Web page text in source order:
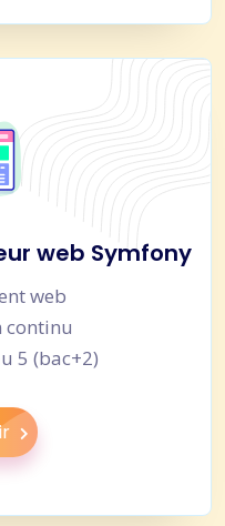
web Symfony
web
continu
5 (bac+2)